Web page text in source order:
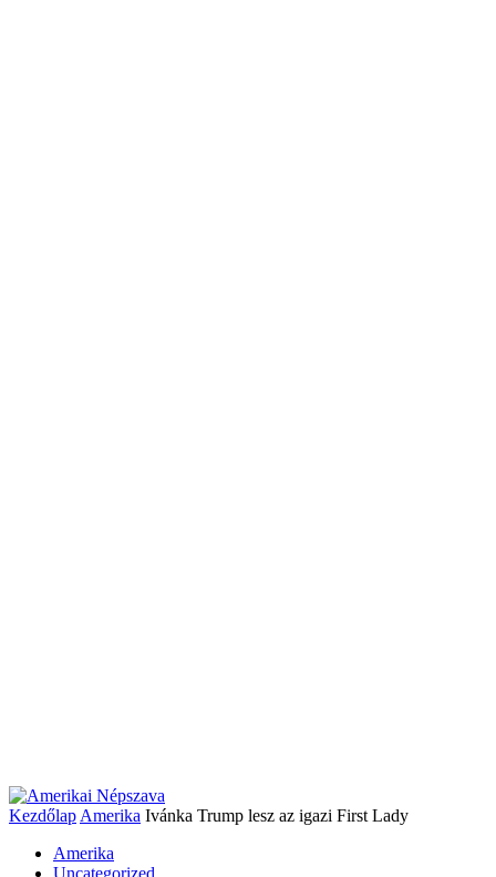
Kezdőlap Amerika Ivánka Trump lesz az igazi First Lady
Amerika
Uncategorized